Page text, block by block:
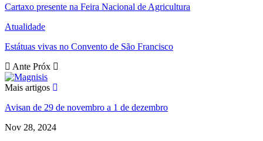
Cartaxo presente na Feira Nacional de Agricultura
Atualidade
Estátuas vivas no Convento de São Francisco
Ante Próx
Mais artigos
Avisan de 29 de novembro a 1 de dezembro
Nov 28, 2024